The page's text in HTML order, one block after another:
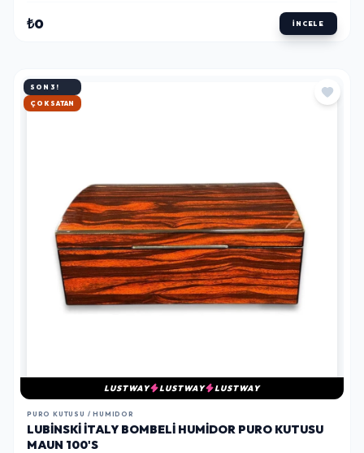
₺0 İNCELE
SON 3!
HIZLI KARGO
LUSTWAY LUSTWAY LUSTWAY
PURO KUTUSU / HUMIDOR
LUBINSKI İTALY BOMBELI HUMIDOR PURO KUTUSU
MAUN 100'S